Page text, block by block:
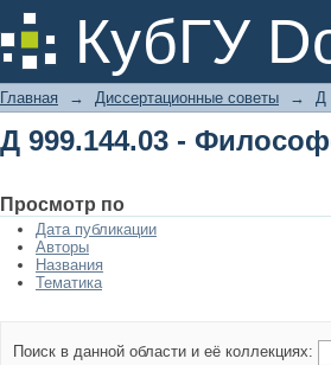
КубГУ
Д 999.144.03 -
Главная → Диссертационные советы → Д
Д 999.144.03 -
Просмотр по
Дата публикации
Авторы
Названия
Тематика
Поиск в данной области и её коллекциях: